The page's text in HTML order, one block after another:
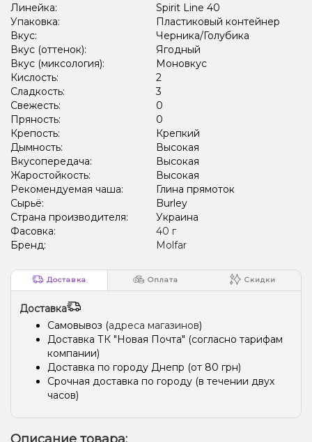
Линейка:
Spirit Line 40
Упаковка:
Пластиковый контейнер
Вкус:
Черника/Голубика
Вкус (оттенок):
Ягодный
Вкус (миксология):
Моновкус
Кислость:
2
Сладкость:
3
Свежесть:
0
Пряность:
0
Крепость:
Крепкий
Дымность:
Высокая
Вкусопередача:
Высокая
Жаростойкость:
Высокая
Рекомендуемая чаша:
Глина прямоток
Сырьё:
Burley
Страна производителя:
Украина
Фасовка:
40 г
Бренд:
Molfar
Доставка Оплата Скидки
Доставка
Самовывоз (адреса магазинов)
Доставка ТК "Новая Почта" (согласно тарифам
компании)
Доставка по городу Днепр (от 80 грн)
Срочная доставка по городу (в течении двух
часов)